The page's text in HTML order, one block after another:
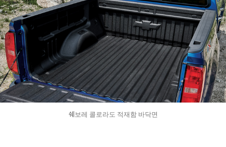
쉐보레 콜로라도 적재함 바닥면